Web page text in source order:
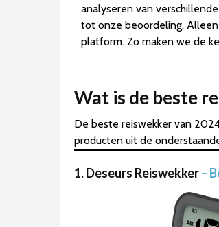
analyseren van
tot onze beoordeling.
platform. Zo maken we de
Wat is de beste
De beste reiswekker van
producten uit de
1. Deseurs Reiswekker–